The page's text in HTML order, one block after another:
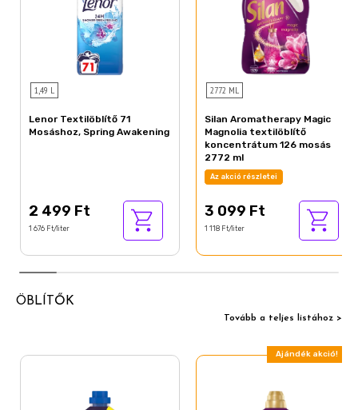
1,49 L
Lenor Textilöblítő 71
Mosáshoz, Spring Awakening
2 499 Ft
1 676 Ft/liter
2772 ML
Silan Aromatherapy Magic
Magnolia textilöblítő
koncentrátum 126 mosás
2772 ml
Az akció részletei
3 099 Ft
1 118 Ft/liter
ÖBLÍTŐK
Tovább a teljes listához >
Ajándék akció!